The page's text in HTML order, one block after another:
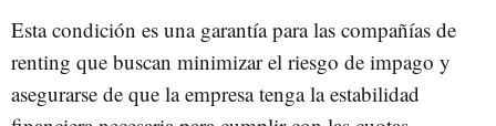
Esta condición es una garantía para las compañías de
renting que buscan minimizar el riesgo de impago y
asegurarse de que la empresa tenga la estabilidad